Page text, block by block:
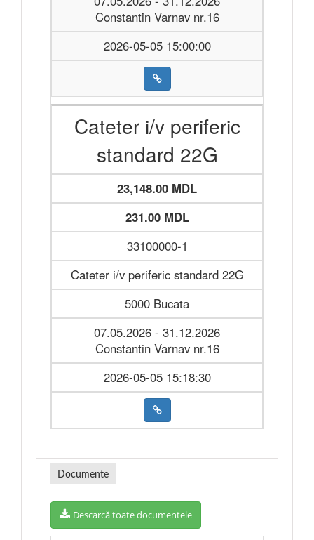
Constantin Varnav nr.16
2026-05-05 15:00:00
Cateter i/v periferic
standard 22G
23,148.00 MDL
231.00 MDL
33100000-1
Cateter i/v periferic standard 22G
5000 Bucata
07.05.2026 - 31.12.2026
Constantin Varnav nr.16
2026-05-05 15:18:30
Documente
Descarcă toate documentele